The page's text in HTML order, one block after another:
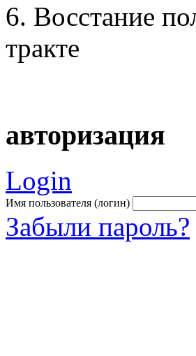
6. Восстание
тракте
авторизация
Login
Имя пользователя (логин)
Забыли пароль?